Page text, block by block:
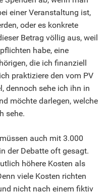
einer Veranstaltung ist,
oder es konkrete
Betrag völlig aus, weil
habe, eine
die ich finanziell
praktiziere den vom PV
dennoch sehe ich ihn in
möchte darlegen, welche
sehe.
auch mit 3.000
der Debatte oft gesagt.
höhere Kosten als
viele Kosten richten
nicht nach einem fiktiv